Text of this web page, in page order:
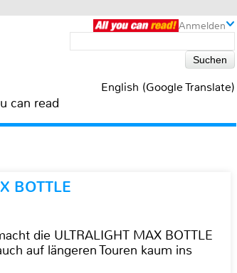
Anmelden
English (Google Translate)
can read
BOTTLE
die ULTRALIGHT MAX BOTTLE
auf längeren Touren kaum ins